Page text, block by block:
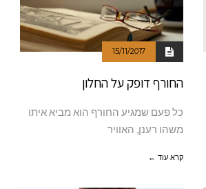
15/11/2017
החורף דופק על החלון
כל פעם שמגיע החורף הוא מביא איתו
משהו רענן, האוויר
קרא עוד ←